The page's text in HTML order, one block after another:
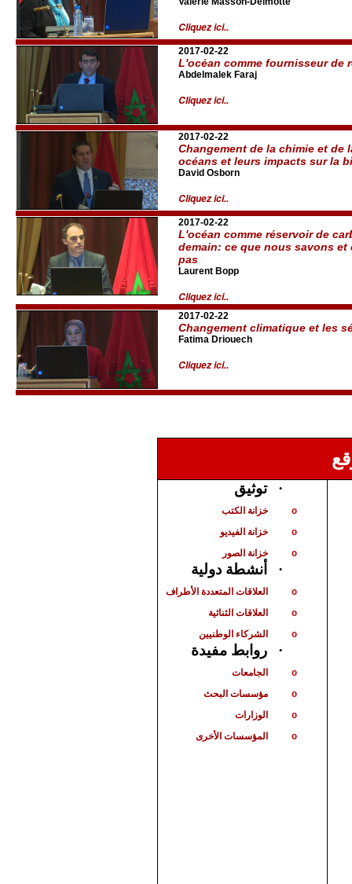
Cliquez ici..
2017-02-22
L'océan comme fournisseur de
Abdelmalek Faraj
Cliquez ici..
2017-02-22
Changement de la chimie et de
océans et leurs impacts sur la
David Osborn
Cliquez ici..
2017-02-22
L'océan comme réservoir de
demain: ce que nous savons
pas
Laurent Bopp
Cliquez ici..
2017-02-22
Changement climatique et les
Fatima Driouech
Cliquez ici..
· توثيق
o خزانة الكتب
o خزانة الفيديو
o خزانة الصور
· أنشطة دولية
o العلاقات المتعددة الأطراف
o العلاقات الثنائية
o الشركاء الوطنيين
· روابط مفيدة
o الجامعات
o مؤسسات البحث
o الوزارات
o المؤسسات الأخرى